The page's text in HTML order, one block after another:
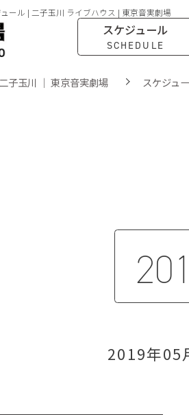
ール | 二子玉川 ライブハウス | 東京音実劇場
スケジュール
SCHEDULE
子玉川 ｜ 東京音実劇場 スケジュ
2019年05